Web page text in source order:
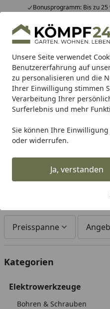
Unsere Seite verwendet
Benutzererfahrung auf
zu personalisieren und die
Ihrer Einwilligung stimmen
Verarbeitung Ihrer
Surferlebnis und mehr
Sie können Ihre
oder widerrufen.
Ja, verstanden
Bonusprogramm: Bis zu 25
Hotline07051 / 9 22 22
Mo-Fr. 8-16 Uhr
Alle Produkte
Alle Produkte
Startseite
Zubehör für
Ihre
Preisspanne
Kategorien
Elektrowerkzeuge
Bohren & Schrauben